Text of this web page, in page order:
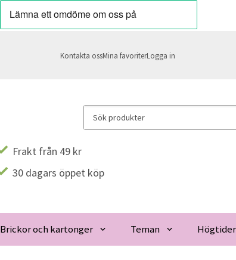
Kontakta ossMina favoriterLogga in
Frakt från 49 kr
30 dagars öppet köp
Brickor och kartonger Teman Högtider